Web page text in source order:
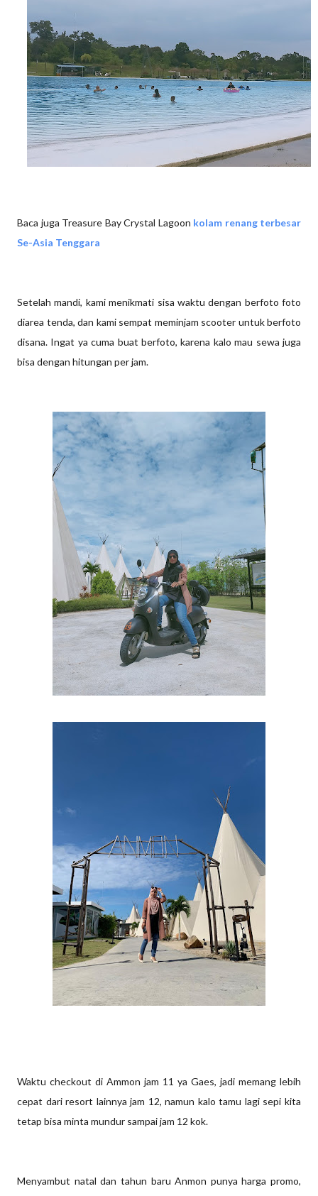
Baca juga Treasure Bay Crystal Lagoon kolam renang terbesar
Se-Asia Tenggara
Setelah mandi, kami menikmati sisa waktu dengan berfoto foto
diarea tenda, dan kami sempat meminjam scooter untuk berfoto
disana. Ingat ya cuma buat berfoto, karena kalo mau sewa juga
bisa dengan hitungan per jam.
Waktu checkout di Ammon jam 11 ya Gaes, jadi memang lebih
cepat dari resort lainnya jam 12, namun kalo tamu lagi sepi kita
tetap bisa minta mundur sampai jam 12 kok.
Menyambut natal dan tahun baru Anmon punya harga promo,